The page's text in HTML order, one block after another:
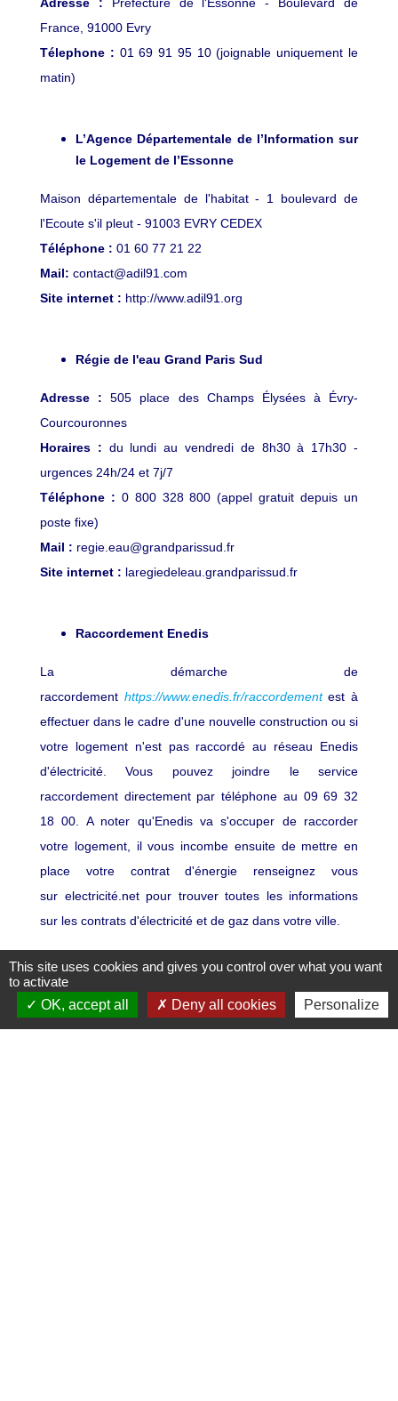
Adresse : Préfecture de l'Essonne - Boulevard de
France, 91000 Evry
Télephone : 01 69 91 95 10 (joignable uniquement le
matin)
L’Agence Départementale de l’Information sur
le Logement de l’Essonne
Maison départementale de l'habitat - 1 boulevard de
l'Ecoute s'il pleut - 91003 EVRY CEDEX
Téléphone : 01 60 77 21 22
Mail: contact@adil91.com
Site internet : http://www.adil91.org
Régie de l'eau Grand Paris Sud
Adresse : 505 place des Champs Élysées à Évry-
Courcouronnes
Horaires : du lundi au vendredi de 8h30 à 17h30 -
urgences 24h/24 et 7j/7
Téléphone : 0 800 328 800 (appel gratuit depuis un
poste fixe)
Mail : regie.eau@grandparissud.fr
Site internet : laregiedeleau.grandparissud.fr
Raccordement Enedis
La démarche de
raccordement https://www.enedis.fr/raccordementest à
effectuer dans le cadre d'une nouvelle construction ou si
votre logement n'est pas raccordé au réseau Enedis
d'électricité. Vous pouvez joindre le service
raccordement directement par téléphone au 09 69 32
18 00. A noter qu'Enedis va s'occuper de raccorder
votre logement, il vous incombe ensuite de mettre en
place votre contrat d'énergie renseignez vous
sur electricité.net pour trouver toutes les informations
sur les contrats d'électricité et de gaz dans votre ville.
This site uses cookies and gives you control over what you want
to activate
OK, accept all
Deny all cookies Personalize